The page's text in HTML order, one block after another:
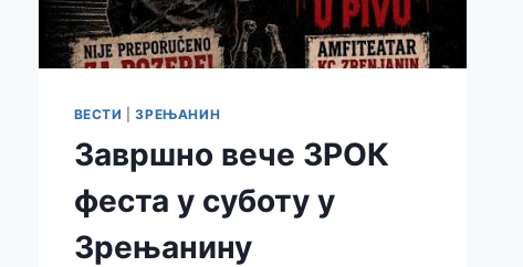
ВЕСТИ |ЗРЕЊАНИН
Завршно вече ЗРОК
феста у суботу у
Зрењанину